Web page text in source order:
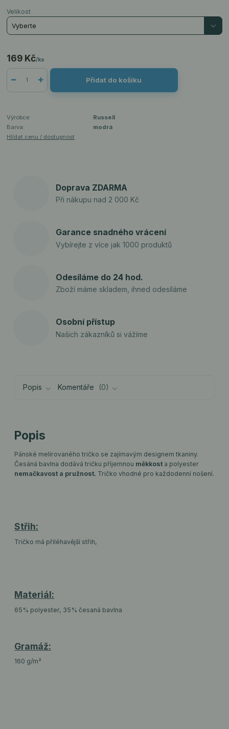
Velikost
169 Kč/ks
Přidat do košíku
Výrobce:
Russell
Barva:
modrá
Hlídat cenu / dostupnost
Doprava ZDARMA
Při nákupu nad 2 000 Kč
Garance snadného vrácení
Vybírejte z více jak 1000 produktů
Odesíláme do 24 hod.
Zboží máme skladem, ihned odesíláme
Osobní přístup
Našich zákazníků si vážíme
Popis Komentáře 0
Popis
Pánské melírovaného tričko se zajímavým designem tkaniny.
Česáná bavlna dodává tričku příjemnou měkkost a polyester
nemačkavost a pružnost. Tričko vhodné pro každodenní nošení.
Střih:
Tričko má přiléhavější střih,
Materiál:
65% polyester, 35% česaná bavlna
Gramáž:
160 g/m²